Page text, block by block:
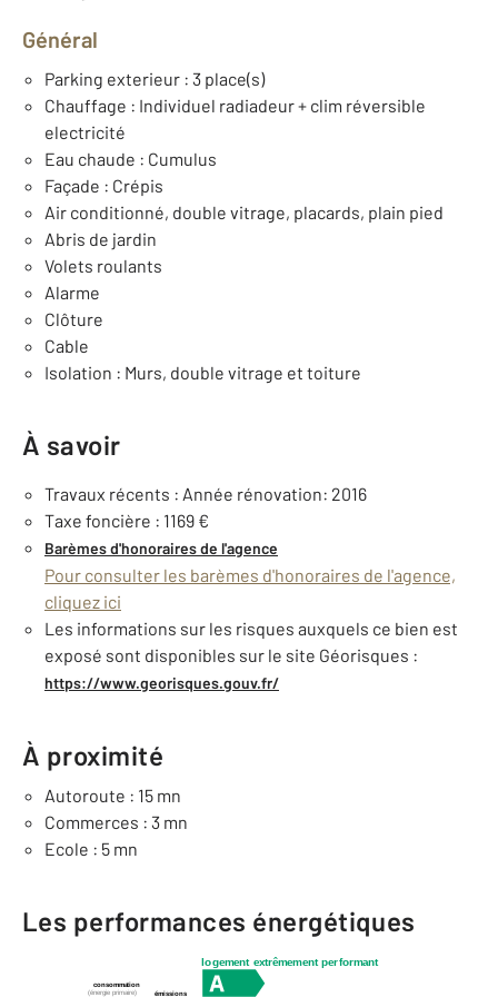
Général
Parking exterieur : 3 place(s)
Chauffage : Individuel radiadeur + clim réversible
electricité
Eau chaude : Cumulus
Façade : Crépis
Air conditionné, double vitrage, placards, plain pied
Abris de jardin
Volets roulants
Alarme
Clôture
Cable
Isolation : Murs, double vitrage et toiture
À savoir
Travaux récents : Année rénovation: 2016
Taxe foncière : 1169 €
Barèmes d'honoraires de l'agence
Pour consulter les barèmes d'honoraires de l'agence,
cliquez ici
Les informations sur les risques auxquels ce bien est
exposé sont disponibles sur le site Géorisques :
https://www.georisques.gouv.fr/
À proximité
Autoroute : 15 mn
Commerces : 3 mn
Ecole : 5 mn
Les performances énergétiques
logement extrêmement performant
consommation
émissions
(énergie primaire)